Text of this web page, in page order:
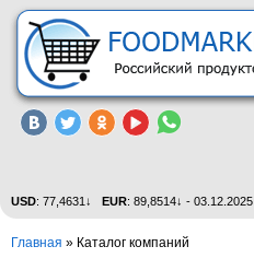
USD: 77,4631↓ EUR: 89,8514↓ - 03.12.2025
Главная » Каталог компаний